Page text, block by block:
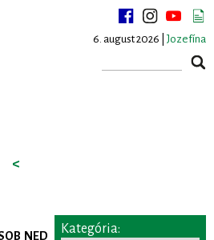
6. august 2026 | Jozefína
<
NED Kategória: